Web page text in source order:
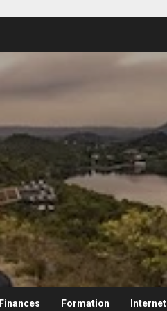
Finances Formation Internet